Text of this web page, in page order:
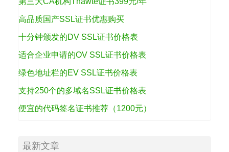
高品质国产SSL证书优惠购买
十分钟颁发的DV SSL证书价格表
适合企业申请的OV SSL证书价格表
绿色地址栏的EV SSL证书价格表
支持250个的多域名SSL证书价格表
便宜的代码签名证书推荐（1200元）
最新文章